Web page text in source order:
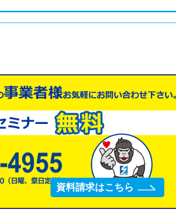
資料請求はこちら